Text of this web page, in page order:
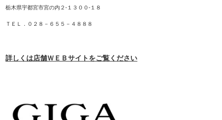
栃木県宇都宮市宮の内２-１３００-１８
ＴＥＬ．０２８－６５５－４８８８
詳しくは店舗ＷＥＢサイトをご覧ください